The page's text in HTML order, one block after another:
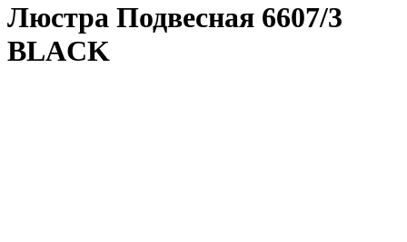
Люстра Подвесная 6607/3
BLACK